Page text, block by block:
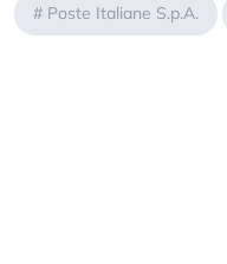
# Poste Italiane S.p.A.